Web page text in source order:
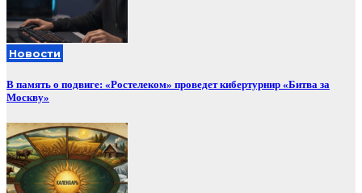
Новости
В память о подвиге: «Ростелеком» проведет кибертурнир «Битва за
Москву»